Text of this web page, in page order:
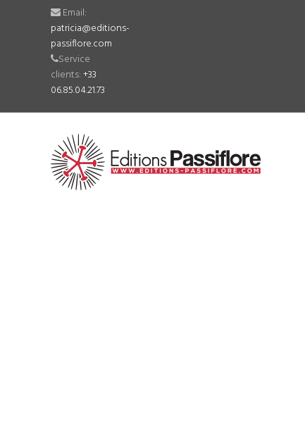
Email:
patricia@editions-
passiflore.com
Service
clients:+33
06.85.04.21.73